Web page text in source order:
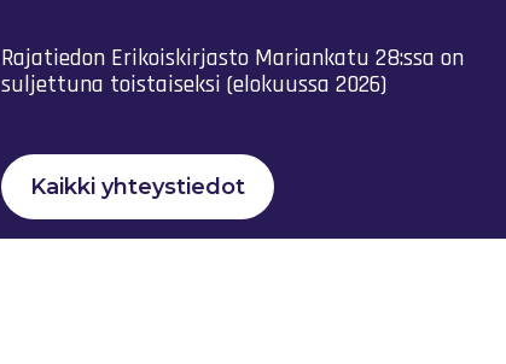
Rajatiedon Erikoiskirjasto Mariankatu 28:ssa on
suljettuna toistaiseksi (elokuussa 2026)
Kaikki yhteystiedot